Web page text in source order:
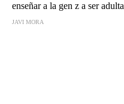
enseñar a la gen z a ser adulta
JAVI MORA